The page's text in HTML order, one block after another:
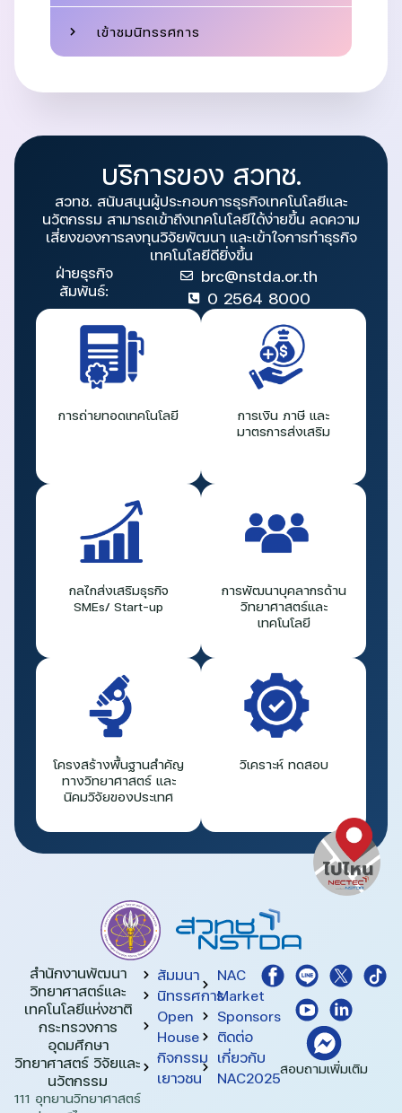
เข้าชมนิทรรศการ
บริการของ สวทช.
สวทช. สนับสนุนผู้ประกอบการธุรกิจเทคโนโลยีและ
นวัตกรรม สามารถเข้าถึงเทคโนโลยีได้ง่ายขึ้น ลดความ
เสี่ยงของการลงทุนวิจัยพัฒนา และเข้าใจการทำธุรกิจ
เทคโนโลยีดียิ่งขึ้น
ฝ่ายธุรกิจ
สัมพันธ์:
brc@nstda.or.th
0 2564 8000
การถ่ายทอดเทคโนโลยี
การเงิน ภาษี และ
มาตรการส่งเสริม
กลไกส่งเสริมธุรกิจ
SMEs/ Start-up
การพัฒนาบุคลากรด้าน
วิทยาศาสตร์และ
เทคโนโลยี
โครงสร้างพื้นฐานสำคัญ
ทางวิทยาศาสตร์ และ
นิคมวิจัยของประเทศ
วิเคราะห์ ทดสอบ
สำนักงานพัฒนา
วิทยาศาสตร์และ
เทคโนโลยีแห่งชาติ​
กระทรวงการ
อุดมศึกษา
วิทยาศาสตร์ วิจัยและ
นวัตกรรม
111 อุทยานวิทยาศาสตร์
สัมมนา
นิทรรศการ
Open
House
กิจกรรม
เยาวชน
NAC
Market
Sponsors
ติดต่อ
เกี่ยวกับ
NAC2025สอบถามเพิ่มเติม